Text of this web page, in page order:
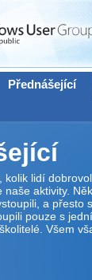
Přednášející
kolik lidí
naše aktivity.
a přesto
pouze s
Všem